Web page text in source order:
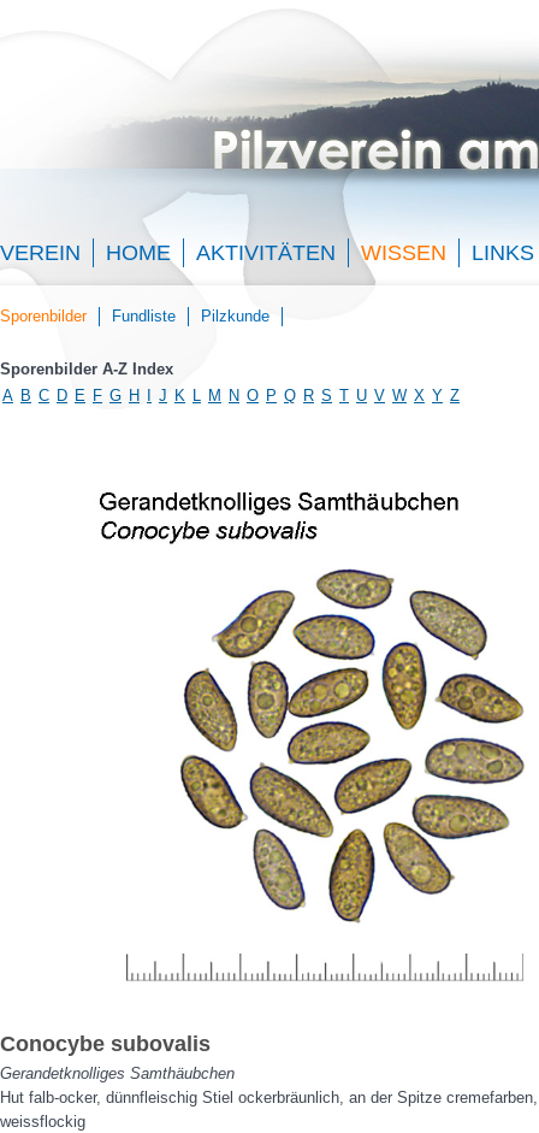
VEREIN HOME AKTIVITÄTEN WISSEN LINKS
Sporenbilder Fundliste Pilzkunde
Sporenbilder A-Z Index
A B C D E F G H J K L M N O P Q R S T U V W X Y Z
Conocybe subovalis
Gerandetknolliges Samthäubchen
Hut falb-ocker, dünnfleischig Stiel ockerbräunlich, an der Spitze
weissflockig